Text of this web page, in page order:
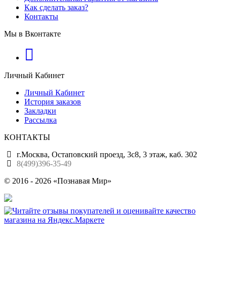
Как сделать заказ?
Контакты
Мы в Вконтакте
Личный Кабинет
Личный Кабинет
История заказов
Закладки
Рассылка
КОНТАКТЫ
г.Москва, Остаповский проезд, 3с8, 3 этаж, каб. 302
8(499)396-35-49
© 2016 - 2026 «Познавая Мир»